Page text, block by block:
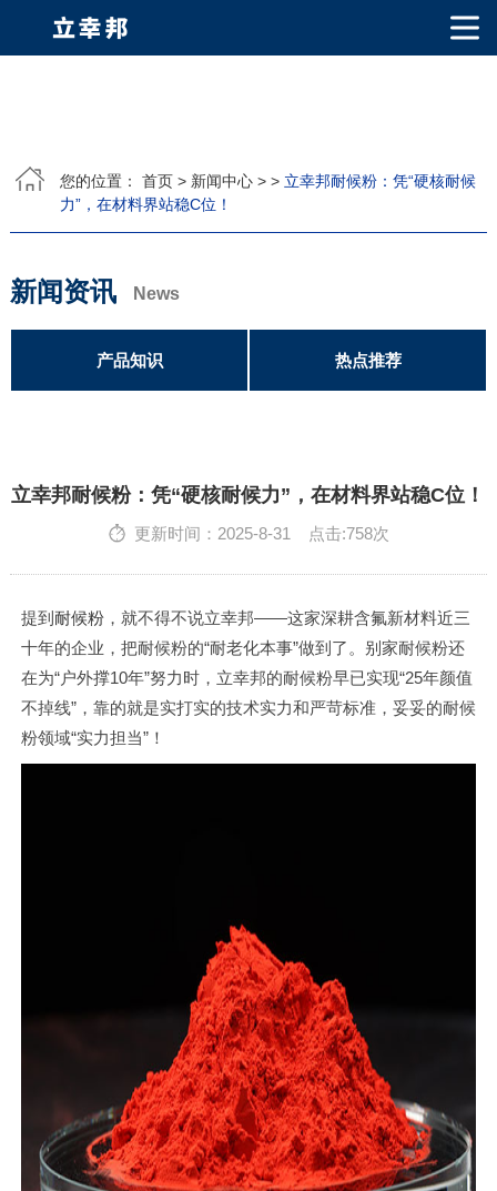
公司简介
公司相册
产品知识
荣誉资质
视频中心
联系方式
客户留言
英文站
您的位置： 首页> 新闻中心> > 立幸邦耐候粉：凭“硬核耐候
力”，在材料界站稳C位！​
新闻资讯 News
产品知识 热点推荐
立幸邦耐候粉：凭“硬核耐候力”，在材料界站稳C位！​
更新时间：2025-8-31 点击:758次
提到 耐候粉，就不得不说立幸邦——这家深耕含氟新材料近三
十年的企业，把耐候粉的“耐老化本事”做到了。别家耐候粉还
在为“户外撑10年”努力时，立幸邦的耐候粉早已实现“25年颜值
不掉线”，靠的就是实打实的技术实力和严苛标准，妥妥的耐候
粉领域“实力担当”！​